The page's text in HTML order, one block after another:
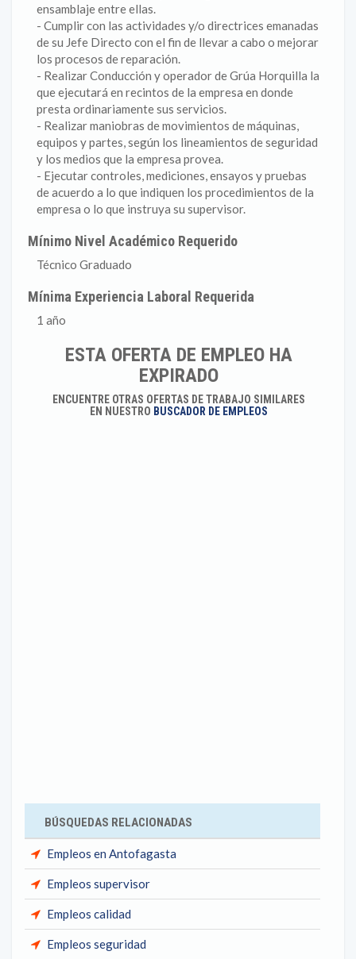
ensamblaje entre ellas.
- Cumplir con las actividades y/o directrices emanadas
de su Jefe Directo con el fin de llevar a cabo o mejorar
los procesos de reparación.
- Realizar Conducción y operador de Grúa Horquilla la
que ejecutará en recintos de la empresa en donde
presta ordinariamente sus servicios.
- Realizar maniobras de movimientos de máquinas,
equipos y partes, según los lineamientos de seguridad
y los medios que la empresa provea.
- Ejecutar controles, mediciones, ensayos y pruebas
de acuerdo a lo que indiquen los procedimientos de la
empresa o lo que instruya su supervisor.
Mínimo Nivel Académico Requerido
Técnico Graduado
Mínima Experiencia Laboral Requerida
1 año
ESTA OFERTA DE EMPLEO HA
EXPIRADO
ENCUENTRE OTRAS OFERTAS DE TRABAJO SIMILARES
EN NUESTRO BUSCADOR DE EMPLEOS
BÚSQUEDAS RELACIONADAS
Empleos en Antofagasta
Empleos supervisor
Empleos calidad
Empleos seguridad